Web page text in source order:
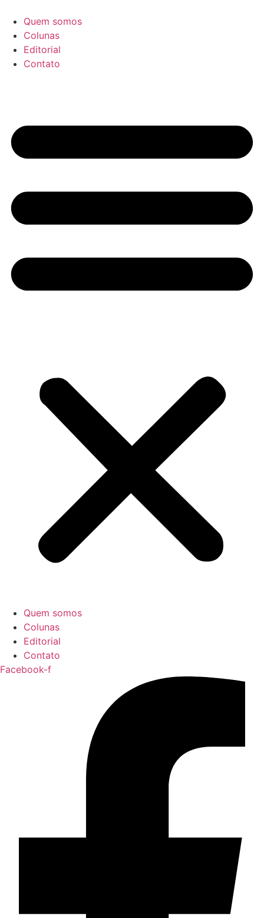
para
conteúdo
Quem somos
Colunas
Editorial
Contato
Quem somos
Colunas
Editorial
Contato
Facebook-f